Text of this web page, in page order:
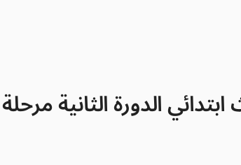
الثانية مرحلة 2 الفرض 1